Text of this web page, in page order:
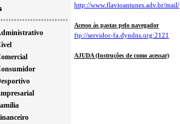
http://www.flavioantunes.adv.br/mail/
Acesso às pastas pelo navegador
ftp://servidor-fa.dyndns.org:2121
AJUDA (Instruções de como acessar)